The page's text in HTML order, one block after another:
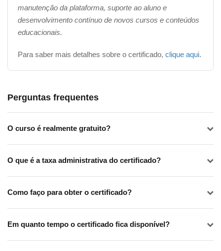
manutenção da plataforma, suporte ao aluno e
desenvolvimento contínuo de novos cursos e conteúdos
educacionais.
Para saber mais detalhes sobre o certificado, clique aqui.
Perguntas frequentes
O curso é realmente gratuito?
O que é a taxa administrativa do certificado?
Como faço para obter o certificado?
Em quanto tempo o certificado fica disponível?